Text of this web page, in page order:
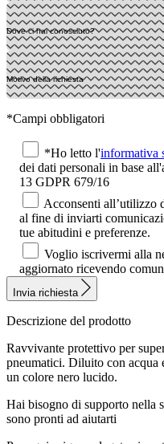
*Campi obbligatori
*Ho letto l'informativa
dei dati personali in base
13 GDPR 679/16
Acconsenti all’utilizzo
al fine di inviarti
tue abitudini e preferenze.
Voglio iscrivermi alla
aggiornato ricevendo
Invia richiesta
Descrizione del prodotto
Ravvivante protettivo per
pneumatici. Diluito con acqua
un colore nero lucido.
Hai bisogno di supporto nella
sono pronti ad aiutarti